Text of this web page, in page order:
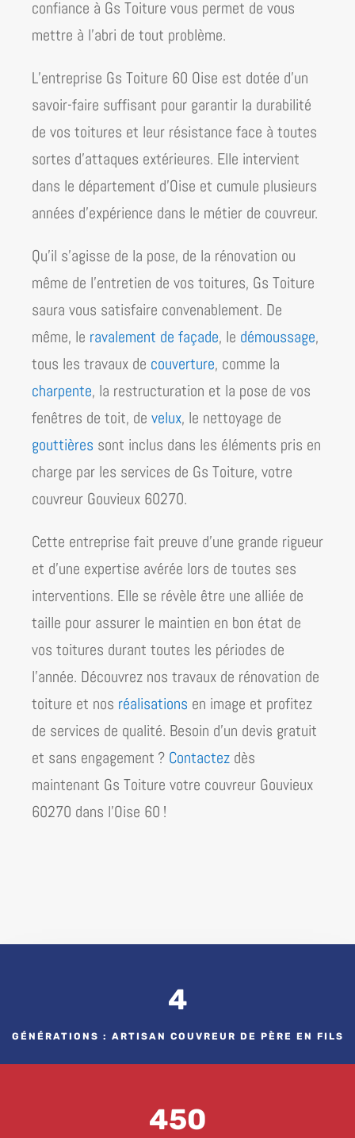
confiance à Gs Toiture vous permet de vous
mettre à l’abri de tout problème.
L’entreprise Gs Toiture 60 Oise est dotée d’un
savoir-faire suffisant pour garantir la durabilité
de vos toitures et leur résistance face à toutes
sortes d’attaques extérieures. Elle intervient
dans le département d’Oise et cumule plusieurs
années d’expérience dans le métier de couvreur.
Qu’il s’agisse de la pose, de la rénovation ou
même de l’entretien de vos toitures, Gs Toiture
saura vous satisfaire convenablement. De
même, le ravalement de façade, le démoussage,
tous les travaux de couverture, comme la
charpente, la restructuration et la pose de vos
fenêtres de toit, de velux, le nettoyage de
gouttières sont inclus dans les éléments pris en
charge par les services de Gs Toiture, votre
couvreur Gouvieux 60270.
Cette entreprise fait preuve d’une grande rigueur
et d’une expertise avérée lors de toutes ses
interventions. Elle se révèle être une alliée de
taille pour assurer le maintien en bon état de
vos toitures durant toutes les périodes de
l’année. Découvrez nos travaux de rénovation de
toiture et nos réalisations en image et profitez
de services de qualité. Besoin d’un devis gratuit
et sans engagement ? Contactez dès
maintenant Gs Toiture votre couvreur Gouvieux
60270 dans l’Oise 60 !
4
GÉNÉRATIONS : ARTISAN COUVREUR DE PÈRE EN FILS
450